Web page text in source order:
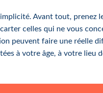
Avant tout, prenez
celles qui ne vous
peuvent faire une réelle
à votre âge, à votre